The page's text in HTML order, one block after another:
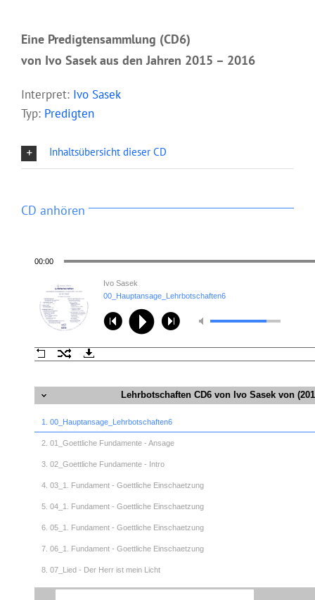
Eine Predigtensammlung (CD6)
von Ivo Sasek aus den Jahren 2015 – 2016
Interpret: Ivo Sasek
Typ: Predigten
Inhaltsübersicht dieser CD
CD anhören
00:00
00_Hauptansage_Lehrbotschaften6
Ivo Sasek
Lehrbotschaften CD6 von Ivo Sasek von
1. 00_Hauptansage_Lehrbotschaften6
2. 01_Goettliche Fundamente - Ansage
3. 02_Goettliche Fundamente - Intro
4. 03_1. Fundament - Goettliche Einschaetzung
5. 04_1. Fundament - Goettliche Einschaetzung
6. 05_1. Fundament - Goettliche Einschaetzung
7. 06_1. Fundament - Goettliche Einschaetzung
8. 07_Lied - Der Herr ist mein Licht
9. 08_1. Fundament - Goettliche Einschaetzung